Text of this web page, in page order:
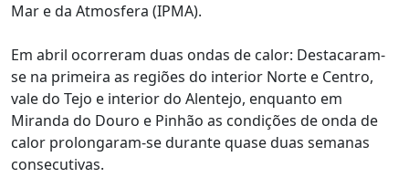
Mar e da Atmosfera (IPMA).
Em abril ocorreram duas ondas de calor: Destacaram-
se na primeira as regiões do interior Norte e Centro,
vale do Tejo e interior do Alentejo, enquanto em
Miranda do Douro e Pinhão as condições de onda de
calor prolongaram-se durante quase duas semanas
consecutivas.